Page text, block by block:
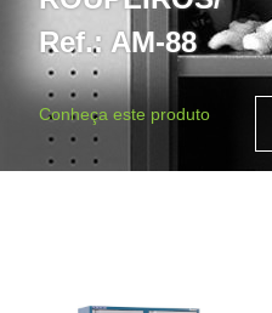
Ref.: AM-88
Conheça este produto